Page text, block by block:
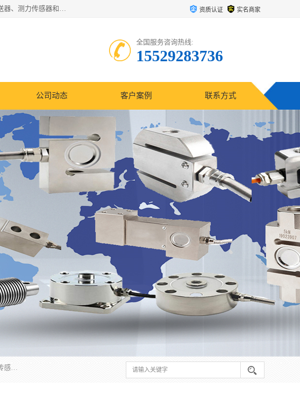
是集开发、生产和经营压力传感器和变送器、位移传感器和变送器、流量传感器和变送器、称重传感器和变送器、测力传感器和变送器、温湿度传感器和变送器、扭矩传感器、智能数显控制仪表等产品的化高新技术企业。 资质认证 实名商家
全国服务咨询热线:
15529283736
公司动态 客户案例 联系方式
是集开发、生产和经营压力传感器和变送器、位移传感器和变送器、流量传感器和变送器、称重传感器和变送器、测力传感器和变送器、温湿度传感器和变送器、扭矩传感器、智能数显控制仪表等产品的化高新技术企业。